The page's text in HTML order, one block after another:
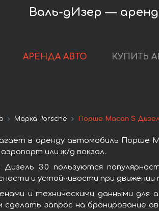
Валь-дИзер —
АРЕНДА АВТО КУПИТЬ
Марка Porsche Порше Macan S
в аренду автомобиль Порше
или ж/д вокзал.
3.0 пользуются
и устойчивости при движении
и техническими данными
сделать запрос на бронирование